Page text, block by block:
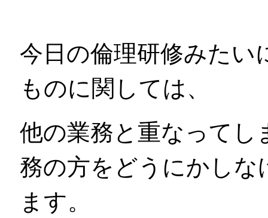
今日の倫理研修みたい
ものに関しては、
他の業務と重なってし
務の方をどうにかし
ます。